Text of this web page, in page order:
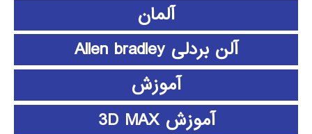
آلمان
آلن بردلی Allen bradley
آموزش
آموزش 3D MAX